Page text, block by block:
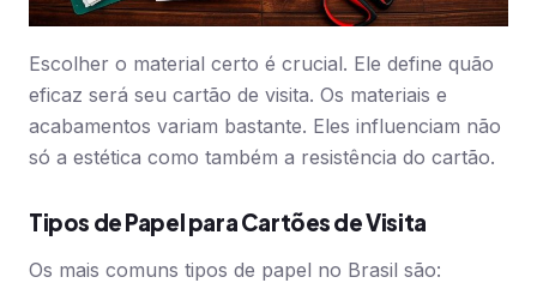
Escolher o material certo é crucial. Ele define quão
eficaz será seu cartão de visita. Os materiais e
acabamentos variam bastante. Eles influenciam não
só a estética como também a resistência do cartão.
Tipos de Papel para Cartões de Visita
Os mais comuns tipos de papel no Brasil são: